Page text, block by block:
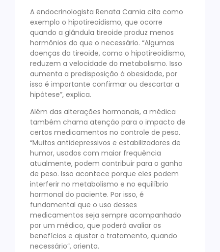
A endocrinologista Renata Camia cita como
exemplo o hipotireoidismo, que ocorre
quando a glândula tireoide produz menos
hormônios do que o necessário. “Algumas
doenças da tireoide, como o hipotireoidismo,
reduzem a velocidade do metabolismo. Isso
aumenta a predisposição à obesidade, por
isso é importante confirmar ou descartar a
hipótese”, explica.
Além das alterações hormonais, a médica
também chama atenção para o impacto de
certos medicamentos no controle de peso.
“Muitos antidepressivos e estabilizadores de
humor, usados com maior frequência
atualmente, podem contribuir para o ganho
de peso. Isso acontece porque eles podem
interferir no metabolismo e no equilíbrio
hormonal do paciente. Por isso, é
fundamental que o uso desses
medicamentos seja sempre acompanhado
por um médico, que poderá avaliar os
benefícios e ajustar o tratamento, quando
necessário”, orienta.